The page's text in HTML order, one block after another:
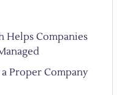
Helps Companies
Proper Company